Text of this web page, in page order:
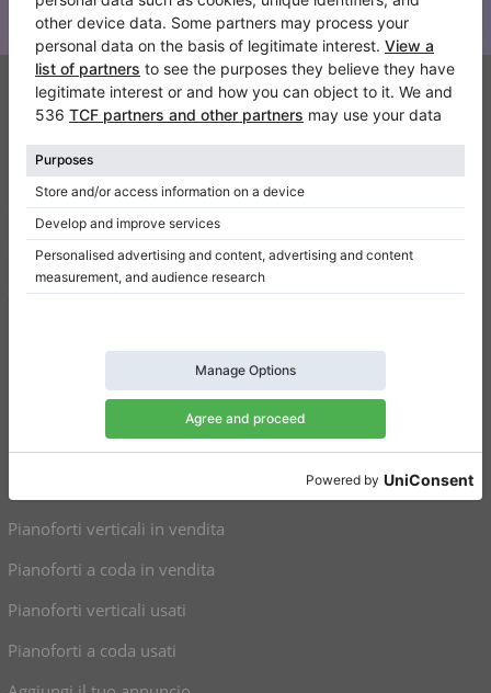
Klaviano
FAQ
Contatto
Chi siamo
Scrivi una recensione
Impostazioni per il consenso
Pianoforti verticali in vendita
Pianoforti a coda in vendita
Pianoforti verticali usati
Pianoforti a coda usati